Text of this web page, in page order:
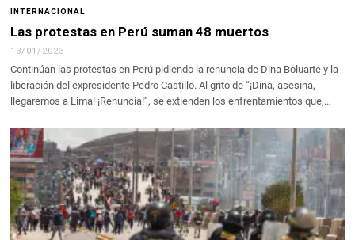
INTERNACIONAL
Las protestas en Perú suman 48 muertos
13/01/2023
Continúan las protestas en Perú pidiendo la renuncia de Dina Boluarte y la
liberación del expresidente Pedro Castillo. Al grito de “¡Dina, asesina,
llegaremos a Lima! ¡Renuncia!’’, se extienden los enfrentamientos que,…